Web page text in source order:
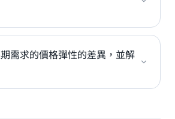
需求的價格彈性的差異，並解